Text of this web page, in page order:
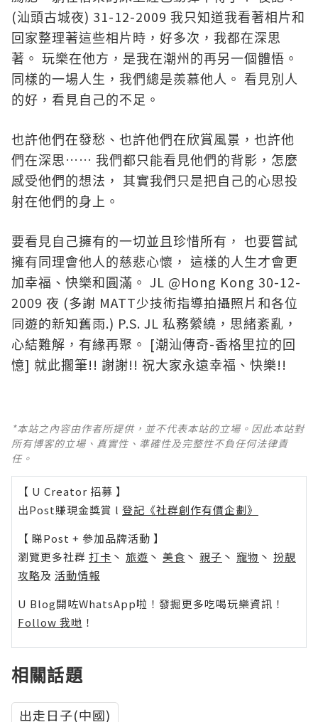
(汕頭古城夜) 31-12-2009 我只知道我看著相片和
回家整理著這些相片時，好多次，我都在深思
著。 玩樂在他方，是我在潮州的再另一個體悟。
同樣的一場人生，我們總是羨慕他人。 看見別人
的好，看見自己的不足。
也許他們在發愁、也許他們在欣賞風景，也許他
們在深思 …… 我們都只能看見他們的背影，怎麼
感受他們的想法，
其實我們只是把自己的心思投
射在他們的身上。
要看見自己擁有的一切並且珍惜所有，
也要嘗試
擁有同理會他人的慈悲心懷，
這樣的人生才會更
加幸福、快樂和圓滿。 JL @Hong Kong 30-12-
2009 夜 (多謝 MATT少技術指導拍攝照片和各位
同遊的新知舊雨.) P.S. JL 私務縈繞， 思緒紊亂，
心結難解，有緣再聚。
[潮汕傳奇-香格里拉的回
憶] 就此擱筆!! 謝謝!! 祝大家永遠幸福、快樂 !!
*本站之內容由作者所提供，並不代表本站的立場。因此本站對
所有博客的立場、真實性、準確性及完整性不負任何法律責
任。
【 U Creator 招募 】
出Post賺現金獎賞 l 登記《社群創作有價企劃》
【 睇Post + 參加品牌活動 】
瀏覽更多社群 打卡 丶 旅遊 丶 美食 丶 親子 丶 寵物 丶 扮靚
攻略及 活動情報
U Blog開咗WhatsApp啦！發掘更多吃喝玩樂資訊！
Follow 我哋 ！
相關話題
出走日子(中國)